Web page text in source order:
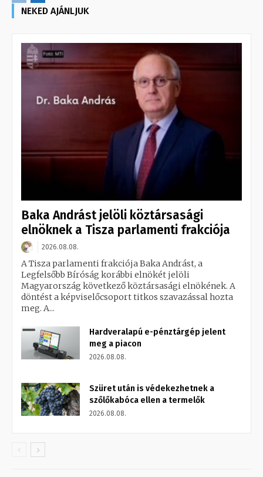
NEKED AJÁNLJUK
Baka Andrást jelöli köztársasági
elnöknek a Tisza parlamenti frakciója
2026.08.08.
A Tisza parlamenti frakciója Baka Andrást, a
Legfelsőbb Bíróság korábbi elnökét jelöli
Magyarország következő köztársasági elnökének. A
döntést a képviselőcsoport titkos szavazással hozta
meg. A...
Hardveralapú e-pénztárgép jelent
meg a piacon
2026.08.08.
Szüret után is védekezhetnek a
szőlőkabóca ellen a termelők
2026.08.08.